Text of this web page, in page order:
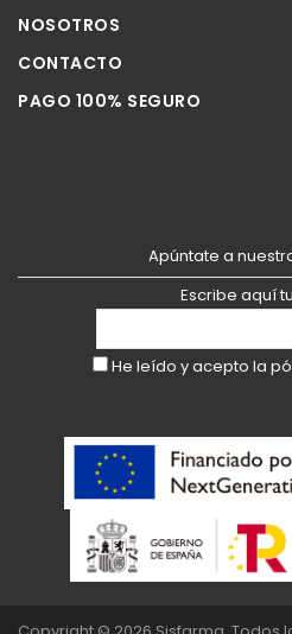
NOSOTROS
CONTACTO
PAGO 100% SEGURO
Apúntate a
Escribe aquí
He leído y acepto la